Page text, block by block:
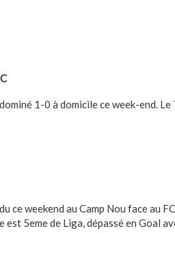
1-0 à domicile ce week-end.
ce weekend au Camp Nou face au
5eme de Liga, dépassé en Goal